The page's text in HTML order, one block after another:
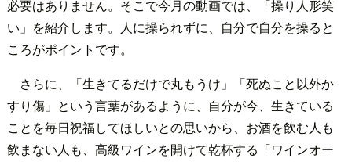
必要はありません。そこで今月の動画では、「操り人形笑
い」を紹介します。人に操られずに、自分で自分を操ると
ころがポイントです。
さらに、「生きてるだけで丸もうけ」「死ぬこと以外か
すり傷」という言葉があるように、自分が今、生きている
ことを毎日祝福してほしいとの思いから、お酒を飲む人も
飲まない人も、高級ワインを開けて乾杯する「ワインオー